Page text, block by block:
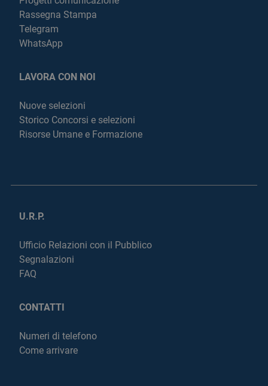
Rassegna Stampa
Telegram
WhatsApp
LAVORA CON NOI
Nuove selezioni
Storico Concorsi e selezioni
Risorse Umane e Formazione
U.R.P.
Ufficio Relazioni con il Pubblico
Segnalazioni
FAQ
CONTATTI
Numeri di telefono
Come arrivare